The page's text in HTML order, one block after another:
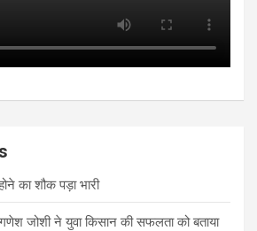
का शौक पड़ा भारी
जोशी ने युवा किसान की सफलता को बताया